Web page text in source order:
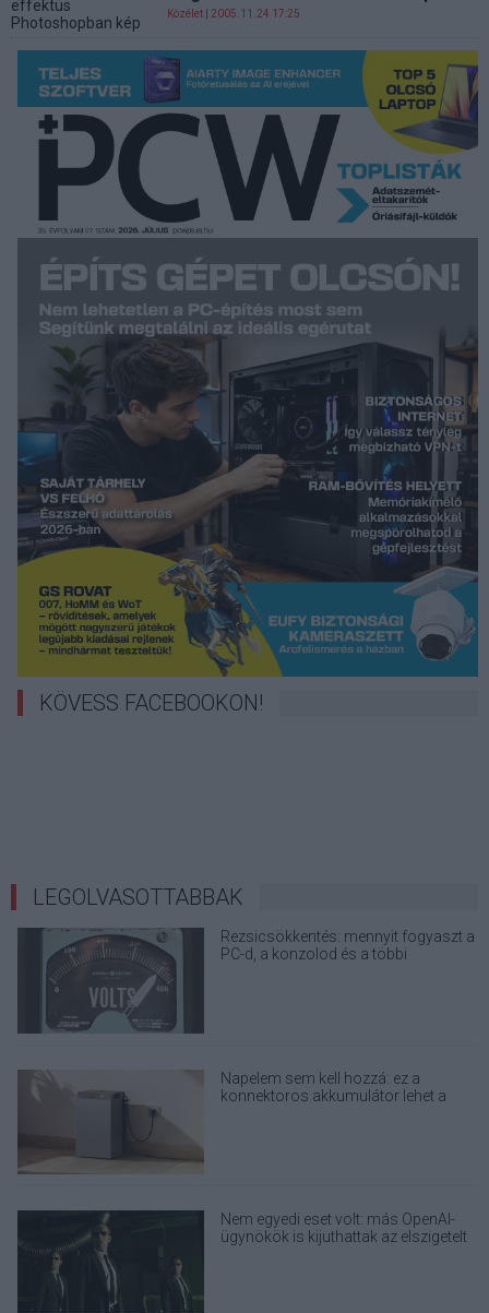
Közélet | 2005.11.24 17:25
KÖVESS FACEBOOKON!
LEGOLVASOTTABBAK
Rezsicsökkentés: mennyit fogyaszt a
PC-d, a konzolod és a többi
Napelem sem kell hozzá: ez a
konnektoros akkumulátor lehet a
Nem egyedi eset volt: más OpenAI-
ügynökök is kijuthattak az elszigetelt